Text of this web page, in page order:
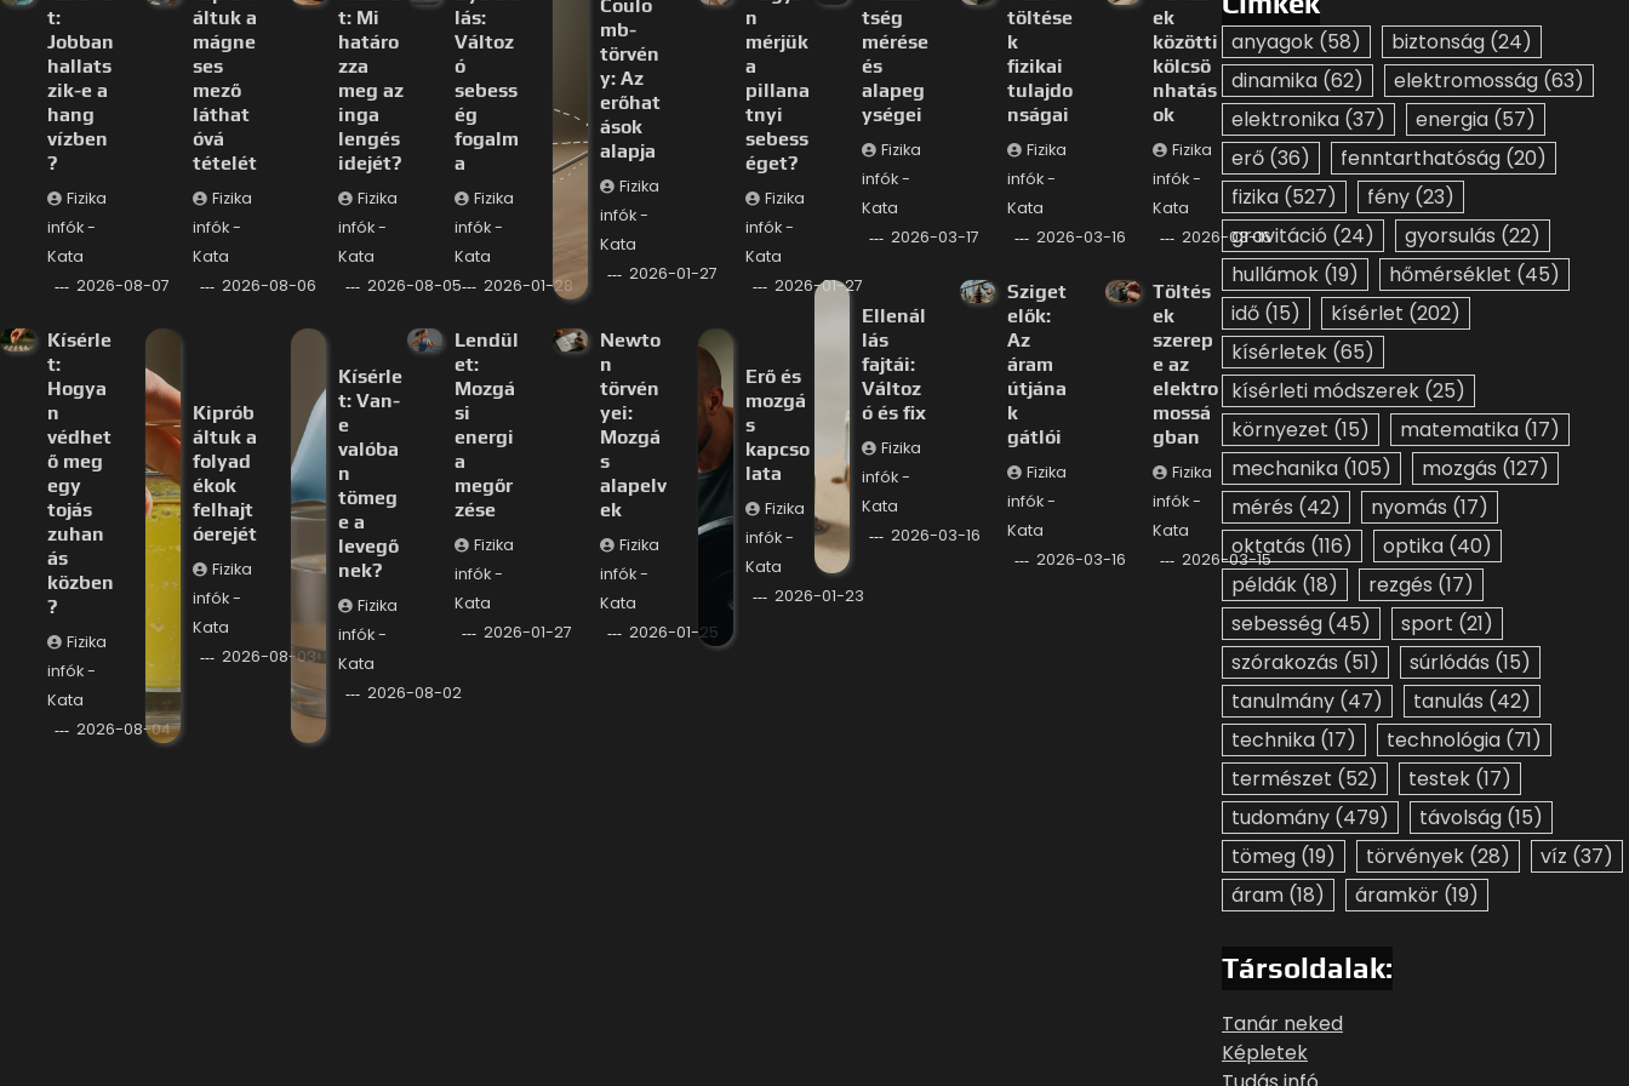
t:
Jobban
hallats
zik-e a
hang
vízben
?
Fizika
infók -
Kata
2026-08-07
áltuk a
mágne
ses
mező
láthat
óvá
tételét
Fizika
infók -
Kata
2026-08-06
t: Mi
határo
zza
meg az
inga
lengés
idejét?
Fizika
infók -
Kata
2026-08-05
Kísérle
t:
Hogya
n
védhet
ő meg
egy
tojás
zuhan
ás
közben
?
Fizika
infók -
Kata
2026-08-04
Kiprób
áltuk a
folyad
ékok
felhajt
óerejét
Fizika
infók -
Kata
2026-08-03
Kísérle
t: Van-
e
valóba
n
tömeg
e a
levegő
nek?
Fizika
infók -
Kata
2026-08-02
lás:
Változ
ó
sebess
ég
fogalm
a
Fizika
infók -
Kata
2026-01-28
Coulo
mb-
törvén
y: Az
erőhat
ások
alapja
Fizika
infók -
Kata
2026-01-27
n
mérjük
a
pillana
tnyi
sebess
éget?
Fizika
infók -
Kata
2026-01-27
Lendül
et:
Mozgá
si
energi
a
megőr
zése
Fizika
infók -
Kata
2026-01-27
Newto
n
törvén
yei:
Mozgá
s
alapelv
ek
Fizika
infók -
Kata
2026-01-25
Erő és
mozgá
s
kapcso
lata
Fizika
infók -
Kata
2026-01-23
tség
mérése
és
alapeg
ységei
Fizika
infók -
Kata
2026-03-17
töltése
k
fizikai
tulajdo
nságai
Fizika
infók -
Kata
2026-03-16
ek
közötti
kölcsö
nhatás
ok
Fizika
infók -
Kata
2026-03-16
Ellenál
lás
fajtái:
Változ
ó és fix
Fizika
infók -
Kata
2026-03-16
Sziget
elők:
Az
áram
útjána
k
gátlói
Fizika
infók -
Kata
2026-03-16
Töltés
ek
szerep
e az
elektro
mossá
gban
Fizika
infók -
Kata
2026-03-15
anyagok (58) biztonság (24)
dinamika (62) elektromosság (63)
elektronika (37) energia (57)
erő (36) fenntarthatóság (20)
fizika (527) fény (23)
gravitáció (24) gyorsulás (22)
hullámok (19) hőmérséklet (45)
idő (15) kísérlet (202)
kísérletek (65)
kísérleti módszerek (25)
környezet (15) matematika (17)
mechanika (105) mozgás (127)
mérés (42) nyomás (17)
oktatás (116) optika (40)
példák (18) rezgés (17)
sebesség (45) sport (21)
szórakozás (51) súrlódás (15)
tanulmány (47) tanulás (42)
technika (17) technológia (71)
természet (52) testek (17)
tudomány (479) távolság (15)
tömeg (19) törvények (28) víz (37)
áram (18) áramkör (19)
Társoldalak:
Tanár neked
Képletek